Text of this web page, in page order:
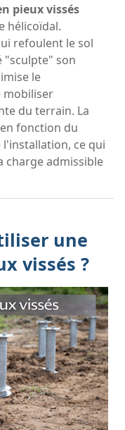
pieux vissés
hélicoïdal.
refoulent le sol
"sculpte" son
le
mobiliser
du terrain. La
fonction du
ce qui
charge admissible
une
vissés ?